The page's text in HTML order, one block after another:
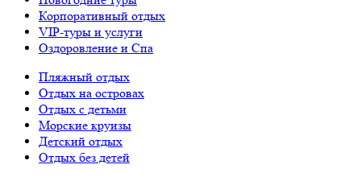
Корпоративный отдых
VIP-туры и услуги
Оздоровление и Спа
Пляжный отдых
Отдых на островах
Отдых с детьми
Морские круизы
Детский отдых
Отдых без детей